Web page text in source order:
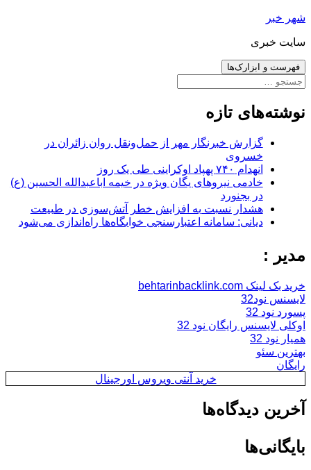
رفتن
نوشته‌ها
شهر خبر
سایت خبری
فهرست و ابزارک‌ها
جستجو
نوشته‌های تازه
گزارش خبرنگار مهر از حمل‌ونقل روان زائران در
خسروی
انهدام ۷۴۰ پهپاد اوکراینی طی یک روز
خادمی نیروهای یگان ویژه در خیمه اباعبدالله الحسین (ع)
در بجنورد
هشدار نسبت به افزایش خطر آتش‌سوزی در طبیعت
دیانی: سامانه اعتبارسنجی خوابگاه‌ها راه‌اندازی می‌شود
مدیر :
خرید بک لینک behtarinbacklink.com
لایسنس نود32
پسورد نود 32
اوکلی لایسنس رایگان نود 32
همیار نود 32
بهترین سئو
رایگان
خرید آنتی ویروس اورجینال
آخرین دیدگاه‌ها
بایگانی‌ها